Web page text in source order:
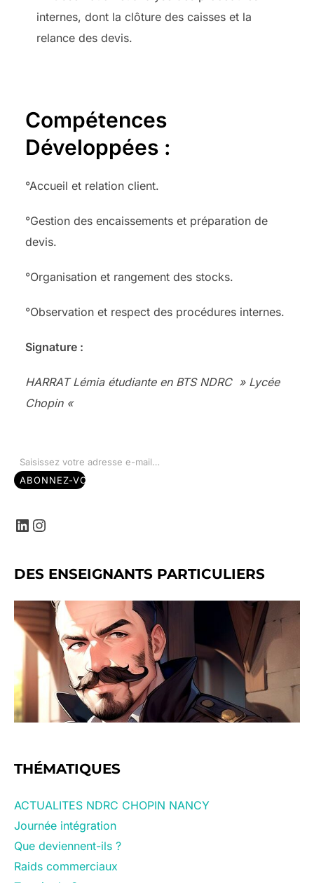
internes, dont la clôture des caisses et la
relance des devis.
Compétences
Développées :
°Accueil et relation client.
°Gestion des encaissements et préparation de
devis.
°Organisation et rangement des stocks.
°Observation et respect des procédures internes.
Signature :
HARRAT Lémia étudiante en BTS NDRC » Lycée
Chopin «
ABONNEZ-VOUS
LinkedIn
Instagram
DES ENSEIGNANTS PARTICULIERS
THÉMATIQUES
ACTUALITES NDRC CHOPIN NANCY
Journée intégration
Que deviennent-ils ?
Raids commerciaux